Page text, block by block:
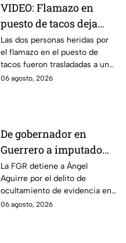
VIDEO: Flamazo en
puesto de tacos deja
dos heridos en CDMX
Las dos personas heridas por
el flamazo en el puesto de
tacos fueron trasladadas a un
hospital para recibir atención
06 agosto, 2026
De gobernador en
Guerrero a imputado
por la "Verdad
Histórica"; Así fue como
Ángel Aguirre obstruyó
la justicia en caso
La FGR detiene a Ángel
Aguirre por el delito de
ocultamiento de evidencia en
el caso Ayotzinapa. Esta es la
06 agosto, 2026